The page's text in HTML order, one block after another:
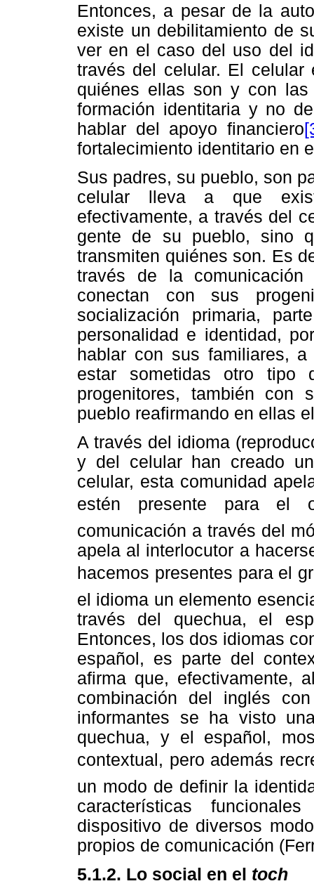
Entonces, a pesar de la
existe un debilitamiento de
ver en el caso del uso del
través del celular. El celular
quiénes ellas son y con
formación identitaria y no
hablar del apoyo financiero
fortalecimiento identitario en
Sus padres, su pueblo, son
celular lleva a que
efectivamente, a través del
gente de su pueblo, sino
transmiten quiénes son. Es
través de la
conectan con sus
socialización primaria,
personalidad e identidad,
hablar con sus familiares,
estar sometidas otro
progenitores, también
pueblo reafirmando en ellas
A través del idioma
y del celular han creado
celular, esta comunidad
estén presente para el
comunicación a través del
apela al interlocutor a
hacemos presentes para el
el idioma un elemento
través del quechua, el
Entonces, los dos idiomas
español, es parte del
afirma que, efectivamente,
combinación del inglés
informantes se ha visto
quechua, y el español,
contextual, pero además
un modo de definir la
características
dispositivo de diversos
propios de comunicación
5.1.2. Lo social en el toch